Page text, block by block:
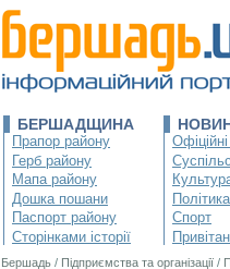
БЕРШАДЩИНА
Прапор району
Герб району
Мапа району
Дошка пошани
Паспорт району
Сторінками історії
Політика
Спорт
Бершадь / Підприємства та організації /